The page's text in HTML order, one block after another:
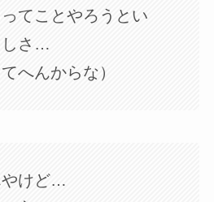
てことやろうとい
しさ…
へんからな）
やけど…